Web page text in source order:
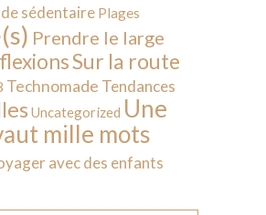
sédentaire Plages
Prendre le large
Sur la route
Technomade Tendances
Uncategorized Une
mille mots
avec des enfants